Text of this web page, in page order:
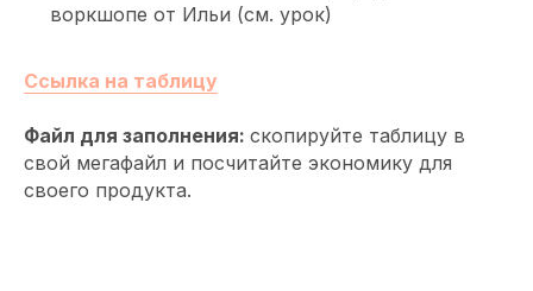
воркшопе от Ильи (см. урок)
Ссылка на таблицу
Файл для заполнения: скопируйте таблицу в
свой мегафайл и посчитайте экономику для
своего продукта.